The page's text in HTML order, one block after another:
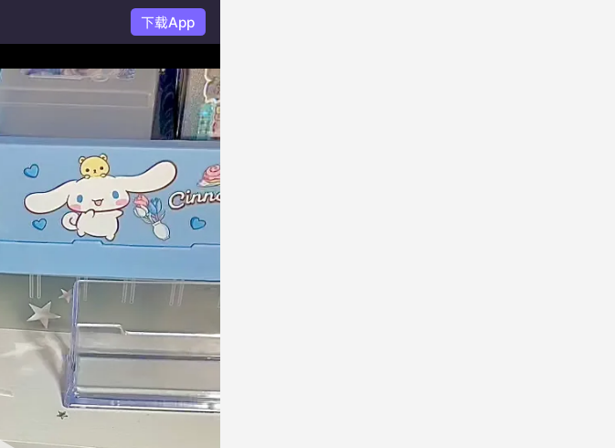
下载App